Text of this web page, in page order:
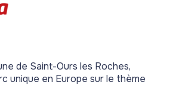
de Saint-Ours les Roches,
unique en Europe sur le thème